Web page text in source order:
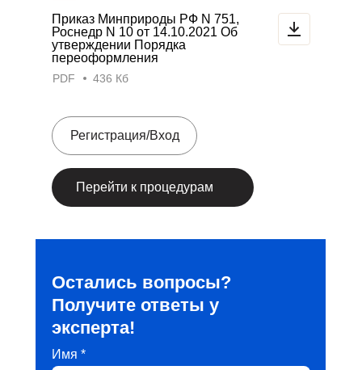
Регистрация/Вход
Перейти к процедурам
Приказ Минприроды РФ N 751,
Роснедр N 10 от 14.10.2021 Об
утверждении Порядка
переоформления
PDF 436 Кб
Остались вопросы?
Получите ответы у
эксперта!
Имя *